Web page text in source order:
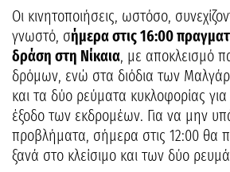
Οι κινητοποιήσεις, ωστόσο,
γνωστό, σήμερα στις 16:00
δράση στη Νίκαια, με αποκλεισμό
δρόμων, ενώ στα διόδια των
και τα δύο ρεύματα κυκλοφορίας για
έξοδο των εκδρομέων. Για να μην
προβλήματα, σήμερα στις 12:00 θα
ξανά στο κλείσιμο και των δύο